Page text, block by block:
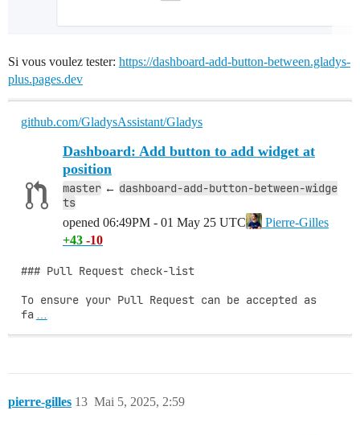
Si vous voulez tester: https://dashboard-add-button-between.gladys-
plus.pages.dev
github.com/GladysAssistant/Gladys
Dashboard: Add button to add widget at
position
master ← dashboard-add-button-between-widge
ts
opened 06:49PM - 01 May 25 UTC
Pierre-Gilles
+43 -10
### Pull Request check-list
To ensure your Pull Request can be accepted as
fa …
pierre-gilles Mai 5, 2025, 2:59
13